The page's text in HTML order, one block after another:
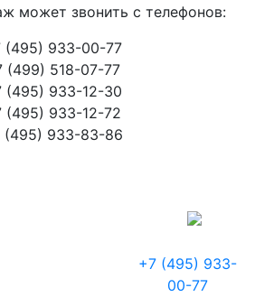
может звонить с телефонов:
(495) 933-00-77
(499) 518-07-77
(495) 933-12-30
(495) 933-12-72
(495) 933-83-86
+7 (495) 933-
00-77